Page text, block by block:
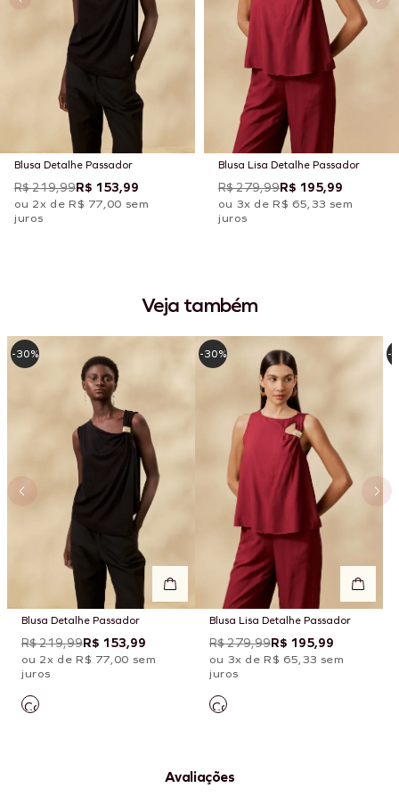
Blusa Detalhe Passador
R$ 219,99R$ 153,99
ou 2x de R$ 77,00 sem
juros
Blusa Lisa Detalhe Passador
R$ 279,99R$ 195,99
ou 3x de R$ 65,33 sem
juros
Veja também
Blusa Detalhe Passador
R$ 219,99R$ 153,99
ou 2x de R$ 77,00 sem
juros
-30%
Blusa Lisa Detalhe Passador
R$ 279,99R$ 195,99
ou 3x de R$ 65,33 sem
juros
-30% -
Avaliações